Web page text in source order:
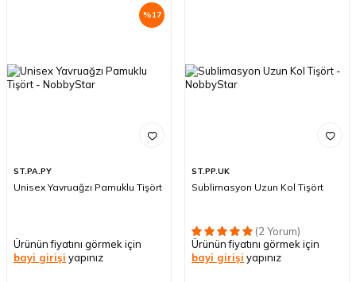
%17
ST.PA.PY
Unisex Yavruağzı Pamuklu Tişört
Ürünün fiyatını görmek için
bayi girişi yapınız
ST.PP.UK
Sublimasyon Uzun Kol Tişört
(2 Yorum)
Ürünün fiyatını görmek için
bayi girişi yapınız